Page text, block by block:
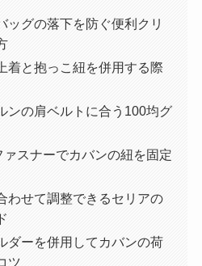
ッグの落下を防ぐ便利クリ
着と抱っこ紐を併用する際
ンの肩ベルトに合う100均グ
ァスナーでカバンの紐を固定
わせて調整できるセリアの
ダーを併用してカバンの荷
ツ